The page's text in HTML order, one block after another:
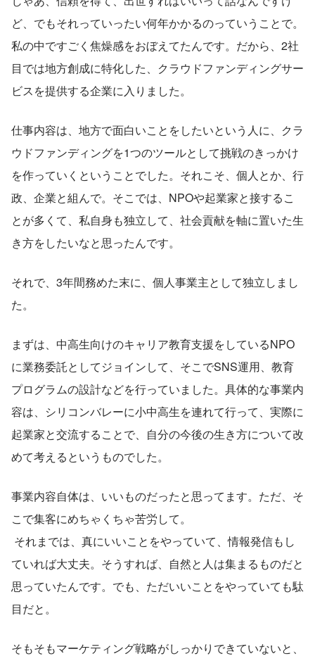
ど、でもそれっていったい何年かかるのっていうことで。
私の中ですごく焦燥感をおぼえてたんです。だから、2社
目では地方創成に特化した、クラウドファンディングサー
ビスを提供する企業に入りました。
仕事内容は、地方で面白いことをしたいという人に、クラ
ウドファンディングを1つのツールとして挑戦のきっかけ
を作っていくということでした。それこそ、個人とか、行
政、企業と組んで。そこでは、NPOや起業家と接するこ
とが多くて、私自身も独立して、社会貢献を軸に置いた生
き方をしたいなと思ったんです。
それで、3年間務めた末に、個人事業主として独立しまし
た。
まずは、中高生向けのキャリア教育支援をしているNPO
に業務委託としてジョインして、そこでSNS運用、教育
プログラムの設計などを行っていました。具体的な事業内
容は、シリコンバレーに小中高生を連れて行って、実際に
起業家と交流することで、自分の今後の生き方について改
めて考えるというものでした。
事業内容自体は、いいものだったと思ってます。ただ、そ
こで集客にめちゃくちゃ苦労して。
ていれば大丈夫。そうすれば、自然と人は集まるものだと
思っていたんです。でも、ただいいことをやっていても駄
目だと。
そもそもマーケティング戦略がしっかりできていないと、